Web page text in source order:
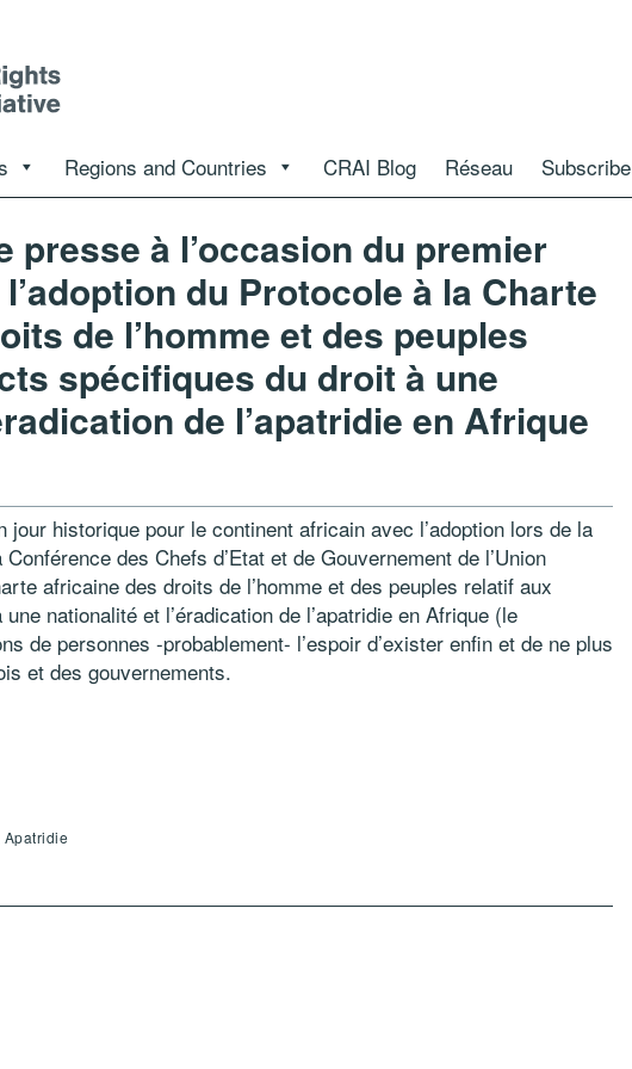
Regions and Countries CRAI Blog Réseau Subscribe
presse à l’occasion du premier
du Protocole à la Charte
de l’homme et des peuples
spécifiques du droit à une
de l’apatridie en Afrique
jour historique pour le continent africain avec l’adoption lors de la
des Chefs d’Etat et de Gouvernement de l’Union
africaine des droits de l’homme et des peuples relatif aux
nationalité et l’éradication de l’apatridie en Afrique (le
de personnes -probablement- l’espoir d’exister enfin et de ne plus
et des gouvernements.